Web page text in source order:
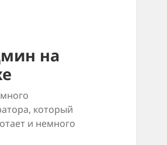
на
который
и немного